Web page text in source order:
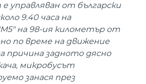
управляван от български
9.40 часа на
на 98-ия километър от
по време на движение
причина задното дясно
микробусът
занася през